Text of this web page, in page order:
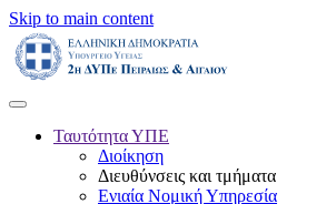
Skip to main content
Ταυτότητα ΥΠΕ
Διοίκηση
Διευθύνσεις και τμήματα
Ενιαία Νομική Υπηρεσία